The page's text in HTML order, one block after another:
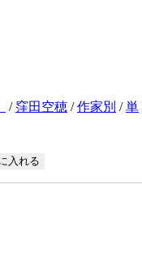
/ 窪田空穂 /作家別 /単